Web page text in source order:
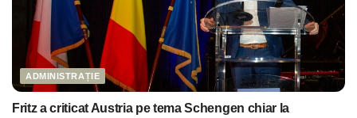
ADMINISTRAȚIE
Fritz a criticat Austria pe tema Schengen chiar la